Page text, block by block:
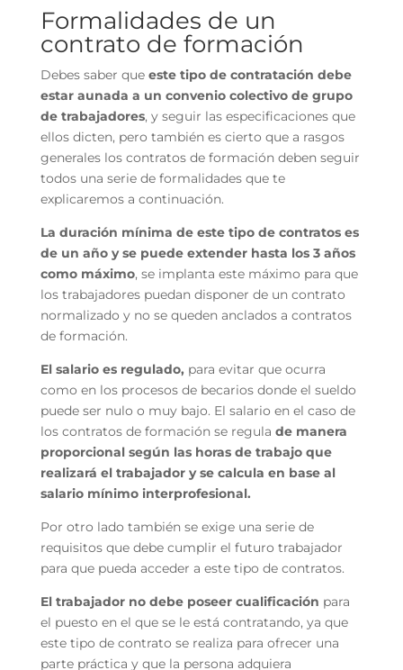
Formalidades de un
contrato de formación
Debes saber que este tipo de contratación debe
estar aunada a un convenio colectivo de grupo
de trabajadores, y seguir las especificaciones que
ellos dicten, pero también es cierto que a rasgos
generales los contratos de formación deben seguir
todos una serie de formalidades que te
explicaremos a continuación.
La duración mínima de este tipo de contratos es
de un año y se puede extender hasta los 3 años
como máximo, se implanta este máximo para que
los trabajadores puedan disponer de un contrato
normalizado y no se queden anclados a contratos
de formación.
El salario es regulado, para evitar que ocurra
como en los procesos de becarios donde el sueldo
puede ser nulo o muy bajo. El salario en el caso de
los contratos de formación se regula de manera
proporcional según las horas de trabajo que
realizará el trabajador y se calcula en base al
salario mínimo interprofesional.
Por otro lado también se exige una serie de
requisitos que debe cumplir el futuro trabajador
para que pueda acceder a este tipo de contratos.
El trabajador no debe poseer cualificación para
el puesto en el que se le está contratando, ya que
este tipo de contrato se realiza para ofrecer una
parte práctica y que la persona adquiera